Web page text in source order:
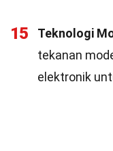
15 Teknologi
tekanan
elektronik